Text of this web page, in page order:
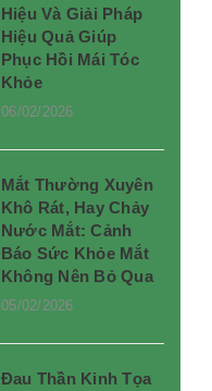
Hiệu Và Giải Pháp
Hiệu Quả Giúp
Phục Hồi Mái Tóc
Khỏe
06/02/2026
Mắt Thường Xuyên
Khô Rát, Hay Chảy
Nước Mắt: Cảnh
Báo Sức Khỏe Mắt
Không Nên Bỏ Qua
05/02/2026
Đau Thần Kinh Tọa